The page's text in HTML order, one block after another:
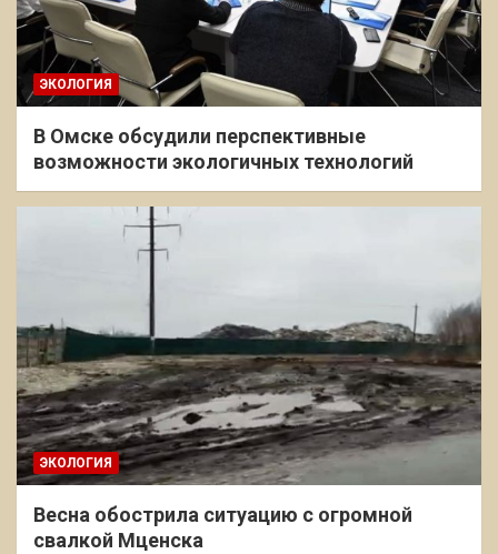
ЭКОЛОГИЯ
В Омске обсудили перспективные
возможности экологичных технологий
ЭКОЛОГИЯ
Весна обострила ситуацию с огромной
свалкой Мценска